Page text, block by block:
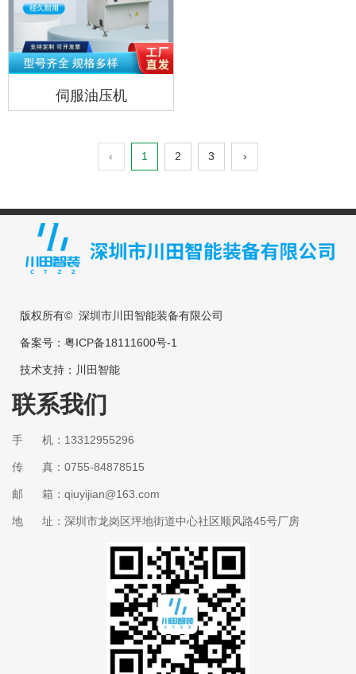
伺服油压机
‹ 1 2 3 ›
版权所有© 深圳市川田智能装备有限公司
备案号： 粤ICP备18111600号-1
技术支持： 川田智能
联系我们
手 机：13312955296
传 真：0755-84878515
邮 箱：qiuyijian@163.com
地 址：深圳市龙岗区坪地街道中心社区顺风路45号厂房